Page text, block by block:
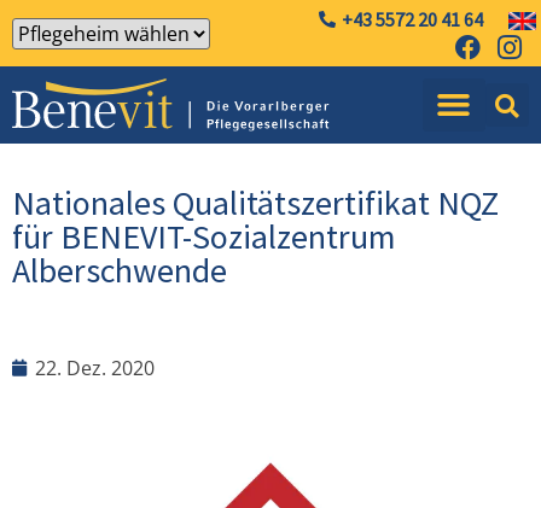
+43 5572 20 41 64
Nationales Qualitätszertifikat NQZ
für BENEVIT-Sozialzentrum
Alberschwende
22. Dez. 2020